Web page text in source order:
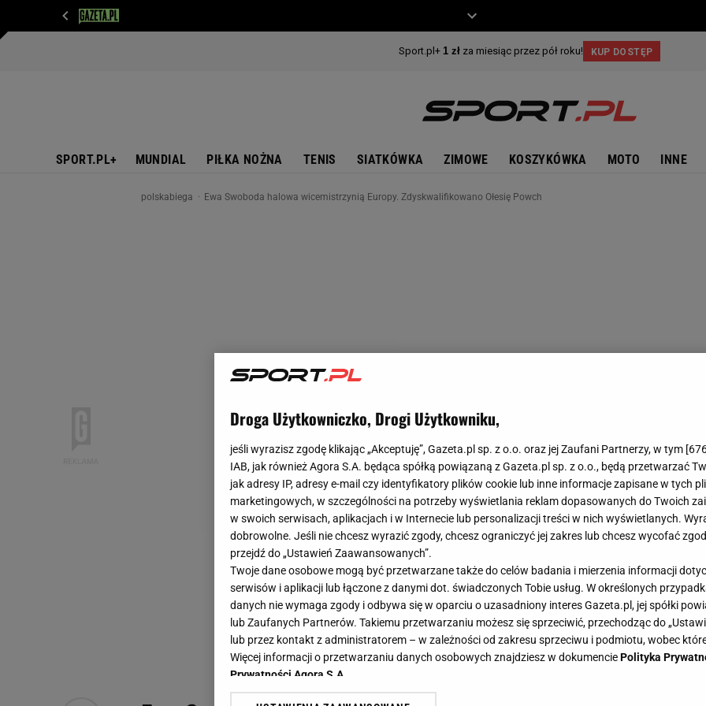
SPORT.PL+ MUNDIAL PIŁKA NOŻNA TENIS SIATKÓWKA ZIMOWE KOSZYKÓWKA MOTO INNE
polskabiega Ewa Swoboda halowa wicemistrzynią Europy. Zdyskwalifikowano Ołesię Powch
Droga Użytkowniczko, Drogi Użytkowniku,
jeśli wyrazisz zgodę klikając „Akceptuję”, Gazeta.pl sp. z o.o. oraz jej Zaufani Partnerzy, w tym [
IAB, jak również Agora S.A. będąca spółką powiązaną z Gazeta.pl sp. z o.o., będą przetwarzać
jak adresy IP, adresy e-mail czy identyfikatory plików cookie lub inne informacje zapisane w tych
marketingowych, w szczególności na potrzeby wyświetlania reklam dopasowanych do Twoich
w swoich serwisach, aplikacjach i w Internecie lub personalizacji treści w nich wyświetlanych.
dobrowolne. Jeśli nie chcesz wyrazić zgody, chcesz ograniczyć jej zakres lub chcesz wycofać
przejdź do „Ustawień Zaawansowanych”.
Twoje dane osobowe mogą być przetwarzane także do celów badania i mierzenia informacji
serwisów i aplikacji lub łączone z danymi dot. świadczonych Tobie usług. W określonych
danych nie wymaga zgody i odbywa się w oparciu o uzasadniony interes Gazeta.pl, jej spółki
lub Zaufanych Partnerów. Takiemu przetwarzaniu możesz się sprzeciwić, przechodząc do
lub przez kontakt z administratorem – w zależności od zakresu sprzeciwu i podmiotu, wobec
Więcej informacji o przetwarzaniu danych osobowych znajdziesz w dokumenciePolityka
Prywatności Agora S.A.